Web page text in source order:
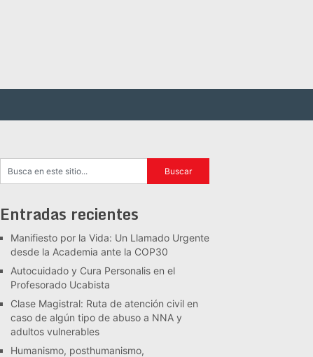
Entradas recientes
Manifiesto por la Vida: Un Llamado Urgente
desde la Academia ante la COP30
Autocuidado y Cura Personalis en el
Profesorado Ucabista
Clase Magistral: Ruta de atención civil en
caso de algún tipo de abuso a NNA y
adultos vulnerables
Humanismo, posthumanismo,